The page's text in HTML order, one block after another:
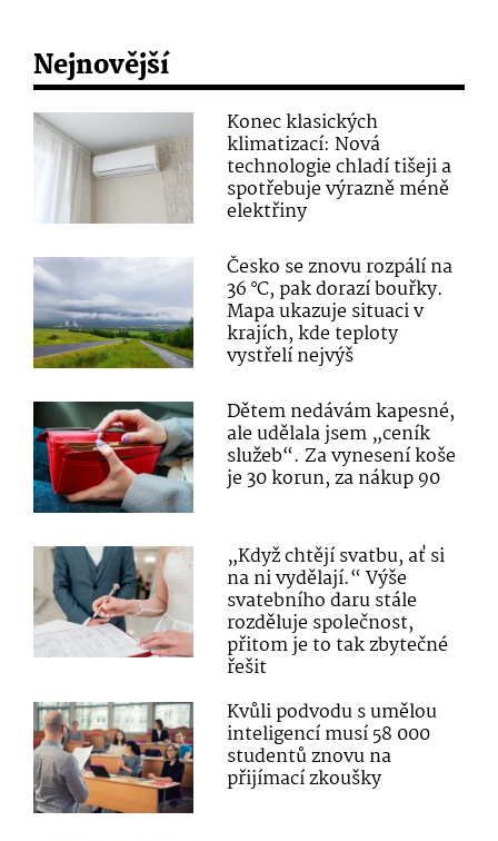
Nejnovější
Konec klasických
klimatizací: Nová
technologie chladí tišeji a
spotřebuje výrazně méně
elektřiny
Česko se znovu rozpálí na
36 °C, pak dorazí bouřky.
Mapa ukazuje situaci v
krajích, kde teploty
vystřelí nejvýš
Dětem nedávám kapesné,
ale udělala jsem „ceník
služeb“. Za vynesení koše
je 30 korun, za nákup 90
„Když chtějí svatbu, ať si
na ni vydělají.“ Výše
svatebního daru stále
rozděluje společnost,
přitom je to tak zbytečné
řešit
Kvůli podvodu s umělou
inteligencí musí 58 000
studentů znovu na
přijímací zkoušky